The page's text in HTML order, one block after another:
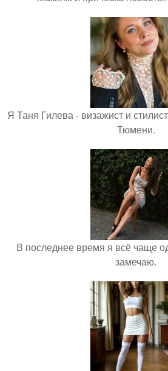
Я Таня Гилева - визажист и
Тюмени.
В последнее время я всё чаще
замечаю.